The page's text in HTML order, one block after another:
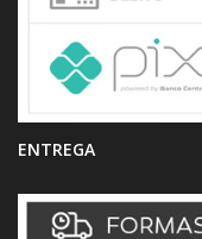
ENTREGA